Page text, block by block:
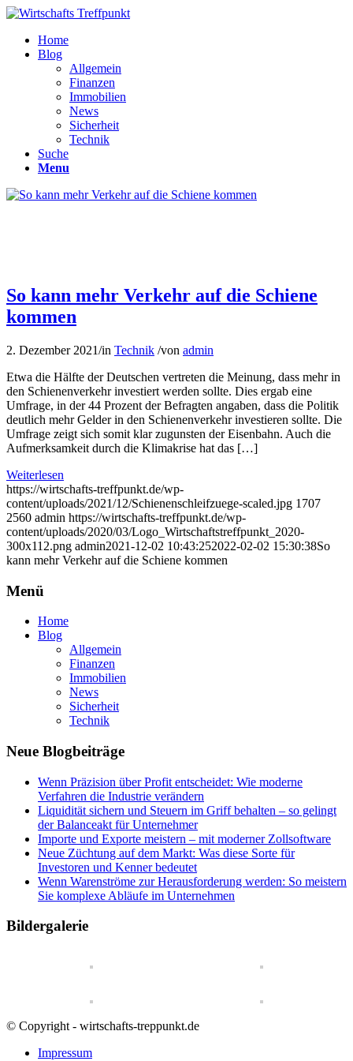
Home
Blog
Allgemein
Finanzen
Immobilien
News
Sicherheit
Technik
Suche
Menu
So kann mehr Verkehr auf die Schiene
kommen
2. Dezember 2021/in Technik /von admin
Etwa die Hälfte der Deutschen vertreten die Meinung, dass mehr in
den Schienenverkehr investiert werden sollte. Dies ergab eine
Umfrage, in der 44 Prozent der Befragten angaben, dass die Politik
deutlich mehr Gelder in den Schienenverkehr investieren sollte. Die
Umfrage zeigt sich somit klar zugunsten der Eisenbahn. Auch die
Aufmerksamkeit durch die Klimakrise hat das […]
Weiterlesen
https://wirtschafts-treffpunkt.de/wp-
content/uploads/2021/12/Schienenschleifzuege-scaled.jpg 1707
2560 admin https://wirtschafts-treffpunkt.de/wp-
content/uploads/2020/03/Logo_Wirtschaftstreffpunkt_2020-
300x112.png admin2021-12-02 10:43:252022-02-02 15:30:38So
kann mehr Verkehr auf die Schiene kommen
Menü
Home
Blog
Allgemein
Finanzen
Immobilien
News
Sicherheit
Technik
Neue Blogbeiträge
Wenn Präzision über Profit entscheidet: Wie moderne
Verfahren die Industrie verändern
Liquidität sichern und Steuern im Griff behalten – so gelingt
der Balanceakt für Unternehmer
Importe und Exporte meistern – mit moderner Zollsoftware
Neue Züchtung auf dem Markt: Was diese Sorte für
Investoren und Kenner bedeutet
Wenn Warenströme zur Herausforderung werden: So meistern
Sie komplexe Abläufe im Unternehmen
Bildergalerie
© Copyright - wirtschafts-treppunkt.de
Impressum